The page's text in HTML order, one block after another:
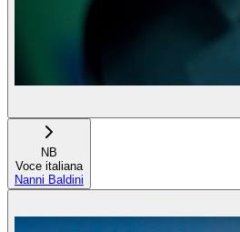
NB
Voce italiana
Nanni Baldini